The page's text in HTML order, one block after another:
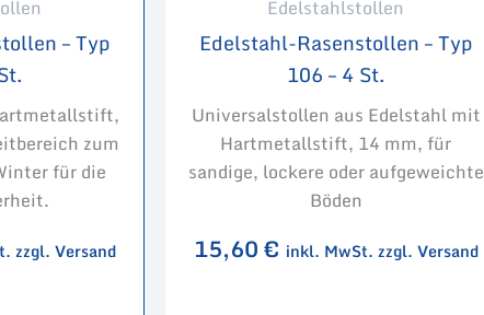
– Typ
zum
für die
zzgl. Versand
Edelstahlstollen
Edelstahl-Rasenstollen – Typ
106 – 4 St.
Universalstollen aus Edelstahl mit
Hartmetallstift, 14 mm, für
sandige, lockere oder aufgeweichte
Böden
15,60€ inkl. MwSt. zzgl. Versand